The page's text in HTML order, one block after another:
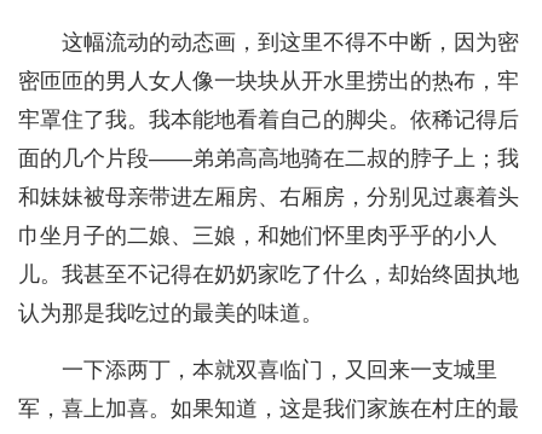
这幅流动的动态画，到这里不得不中断，因为密
密匝匝的男人女人像一块块从开水里捞出的热布，牢
牢罩住了我。我本能地看着自己的脚尖。依稀记得后
面的几个片段——弟弟高高地骑在二叔的脖子上；我
和妹妹被母亲带进左厢房、右厢房，分别见过裹着头
巾坐月子的二娘、三娘，和她们怀里肉乎乎的小人
儿。我甚至不记得在奶奶家吃了什么，却始终固执地
认为那是我吃过的最美的味道。
一下添两丁，本就双喜临门，又回来一支城里
军，喜上加喜。如果知道，这是我们家族在村庄的最